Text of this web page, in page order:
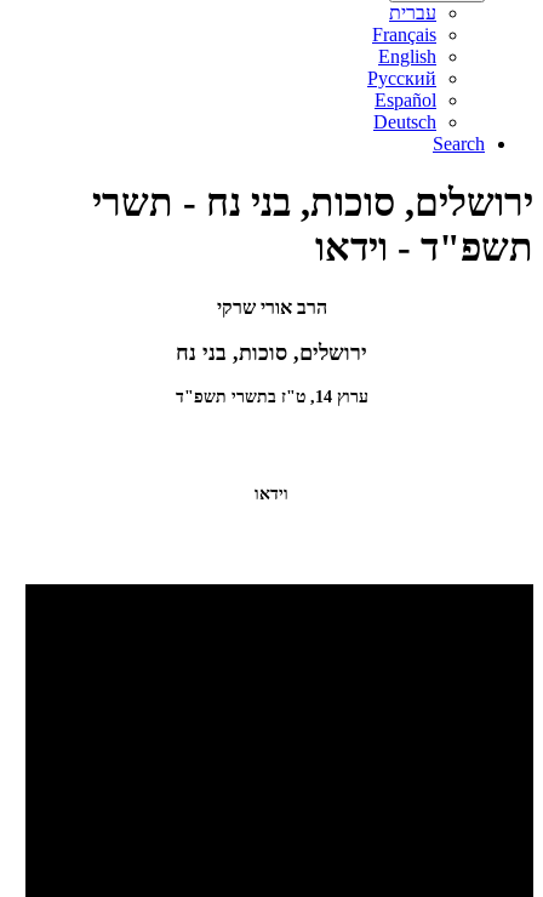
עברית
Français
English
Русский
Español
Deutsch
Search
ירושלים, סוכות, בני נח - תשרי
תשפ"ד - וידאו
הרב אורי שרקי
ירושלים, סוכות, בני נח
ערוץ 14, ט"ז בתשרי תשפ"ד
וידאו